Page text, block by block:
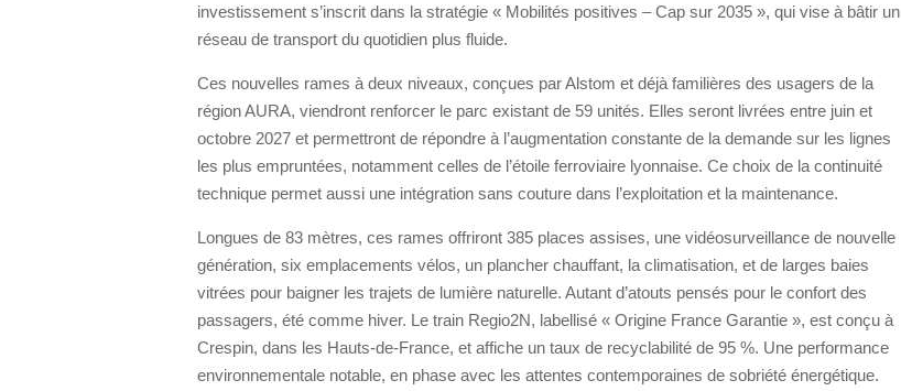
investissement s’inscrit dans la stratégie « Mobilités positives – Cap sur 2035 », qui vise à bâtir un
réseau de transport du quotidien plus fluide.
Ces nouvelles rames à deux niveaux, conçues par Alstom et déjà familières des usagers de la
région AURA, viendront renforcer le parc existant de 59 unités. Elles seront livrées entre juin et
octobre 2027 et permettront de répondre à l’augmentation constante de la demande sur les lignes
les plus empruntées, notamment celles de l’étoile ferroviaire lyonnaise. Ce choix de la continuité
technique permet aussi une intégration sans couture dans l’exploitation et la maintenance.
Longues de 83 mètres, ces rames offriront 385 places assises, une vidéosurveillance de nouvelle
génération, six emplacements vélos, un plancher chauffant, la climatisation, et de larges baies
vitrées pour baigner les trajets de lumière naturelle. Autant d’atouts pensés pour le confort des
passagers, été comme hiver. Le train Regio2N, labellisé « Origine France Garantie », est conçu à
Crespin, dans les Hauts-de-France, et affiche un taux de recyclabilité de 95 %. Une performance
environnementale notable, en phase avec les attentes contemporaines de sobriété énergétique.